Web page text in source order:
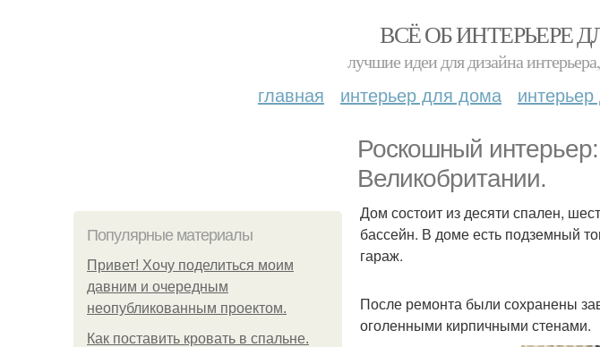
ВСЁ ОБ ИНТЕРЬЕРЕ
лучшие идеи для дизайна
главная интерьер для дома
Роскошный
Великобритании.
Популярные материалы
Привет! Хочу поделиться моим
давним и очередным
неопубликованным проектом.
Как поставить кровать в спальне.
Дом состоит из десяти спален,
бассейн. В доме есть подземный
гараж.
После ремонта были сохранены
оголенными кирпичными стенами.